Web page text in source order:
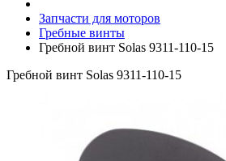
Запчасти для моторов
Гребные винты
Гребной винт Solas 9311-110-15
Гребной винт Solas 9311-110-15